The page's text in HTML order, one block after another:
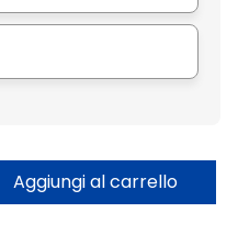
Aggiungi al carrello